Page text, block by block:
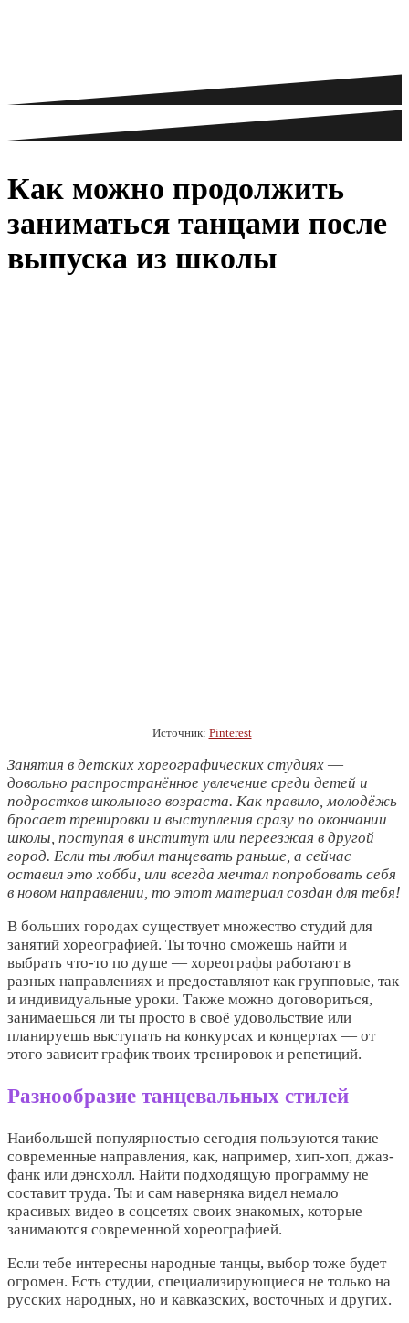
Как можно продолжить
заниматься танцами после
выпуска из школы
Источник: Pinterest
Занятия в детских хореографических студиях ―
довольно распространённое увлечение среди детей и
подростков школьного возраста. Как правило, молодёжь
бросает тренировки и выступления сразу по окончании
школы, поступая в институт или переезжая в другой
город. Если ты любил танцевать раньше, а сейчас
оставил это хобби, или всегда мечтал попробовать себя
в новом направлении, то этот материал создан для тебя!
В больших городах существует множество студий для
занятий хореографией. Ты точно сможешь найти и
выбрать что-то по душе ― хореографы работают в
разных направлениях и предоставляют как групповые, так
и индивидуальные уроки. Также можно договориться,
занимаешься ли ты просто в своё удовольствие или
планируешь выступать на конкурсах и концертах ― от
этого зависит график твоих тренировок и репетиций.
Разнообразие танцевальных стилей
Наибольшей популярностью сегодня пользуются такие
современные направления, как, например, хип-хоп, джаз-
фанк или дэнсхолл. Найти подходящую программу не
составит труда. Ты и сам наверняка видел немало
красивых видео в соцсетях своих знакомых, которые
занимаются современной хореографией.
Если тебе интересны народные танцы, выбор тоже будет
огромен. Есть студии, специализирующиеся не только на
русских народных, но и кавказских, восточных и других.